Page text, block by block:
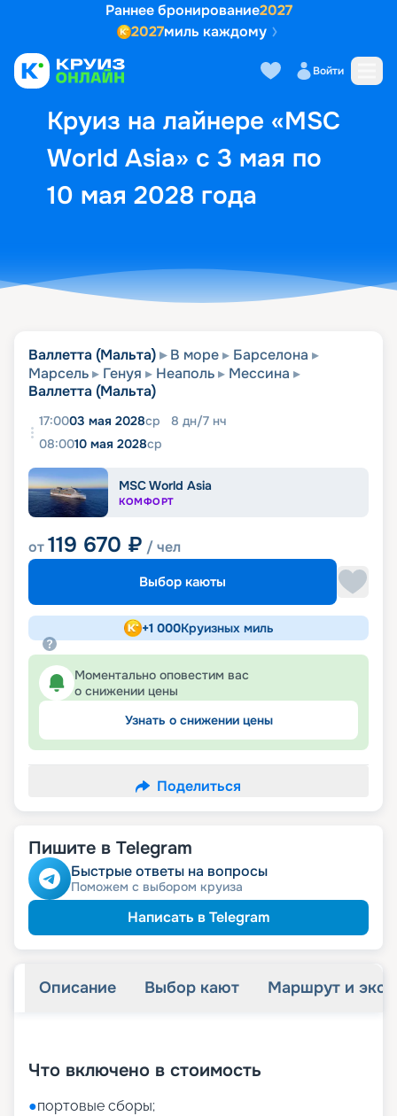
Раннее бронирование2027
2027миль каждому
Войти
Круиз на лайнере «MSC
World Asia» с 3 мая по
10 мая 2028 года
Выбор кают Маршрут и
Валлетта (Мальта) В море
Барселона
Марсель
Генуя Неаполь
Мессина
Валлетта (Мальта)
17:0003 мая 2028ср 8 дн/7 нч
08:0010 мая 2028ср
MSC World Asia
КОМФОРТ
от119 670 ₽ / чел
Выбор каюты
+1 000Круизных миль
Моментально оповестим вас
о снижении цены
Узнать о снижении цены
Поделиться
Пишите в Telegram
Быстрые ответы на вопросы
Поможем с выбором круиза
Написать в Telegram
Описание Выбор кают Маршрут и
Что включено в стоимость
●портовые сборы;